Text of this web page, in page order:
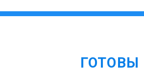
ГОТОВЫ